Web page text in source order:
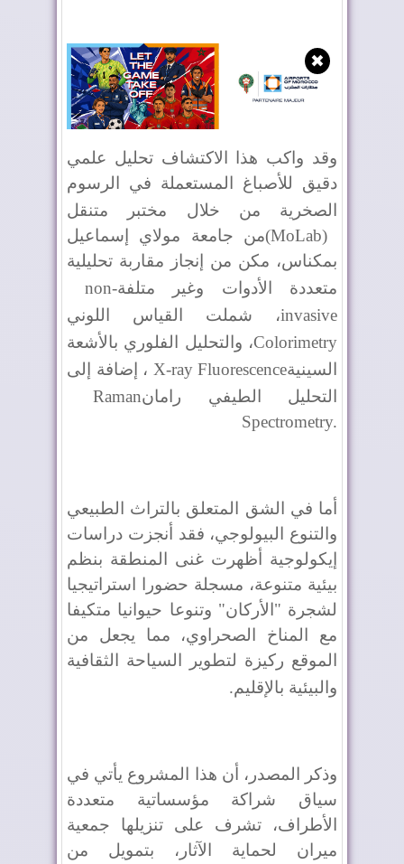
✖
وقد واكب هذا الاكتشاف تحليل علمي
دقيق للأصباغ المستعملة في الرسوم
الصخرية من خلال مختبر متنقل
(MoLab)من جامعة مولاي إسماعيل
بمكناس، مكن من إنجاز مقاربة تحليلية
متعددة الأدوات وغير متلفةnon-
invasive، شملت القياس اللوني
Colorimetry، والتحليل الفلوري بالأشعة
السينيةX-ray Fluorescence ، إضافة إلى
التحليل الطيفي رامانRaman
Spectrometry.
أما في الشق المتعلق بالتراث الطبيعي
والتنوع البيولوجي، فقد أنجزت دراسات
إيكولوجية أظهرت غنى المنطقة بنظم
بيئية متنوعة، مسجلة حضورا استراتيجيا
لشجرة "الأركان" وتنوعا حيوانيا متكيفا
مع المناخ الصحراوي، مما يجعل من
الموقع ركيزة لتطوير السياحة الثقافية
والبيئية بالإقليم.
وذكر المصدر، أن هذا المشروع يأتي في
سياق شراكة مؤسساتية متعددة
الأطراف، تشرف على تنزيلها جمعية
ميران لحماية الآثار، بتمويل من